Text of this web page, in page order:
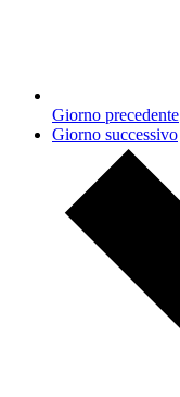
Giorno precedente
Giorno successivo